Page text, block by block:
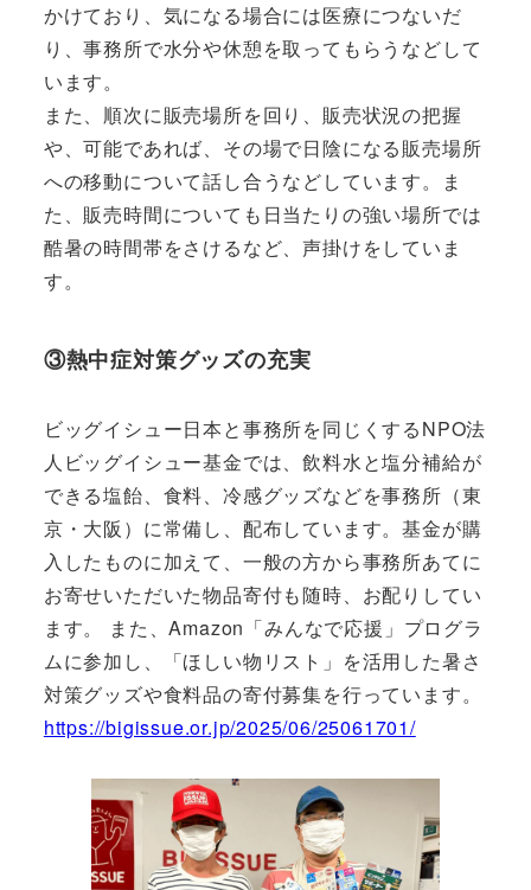
かけており、気になる場合には医療につないだ
り、事務所で水分や休憩を取ってもらうなどして
います。
また、順次に販売場所を回り、販売状況の把握
や、可能であれば、その場で日陰になる販売場所
への移動について話し合うなどしています。ま
た、販売時間についても日当たりの強い場所では
酷暑の時間帯をさけるなど、声掛けをしていま
す。
③熱中症対策グッズの充実
ビッグイシュー日本と事務所を同じくするNPO法
人ビッグイシュー基金では、飲料水と塩分補給が
できる塩飴、食料、冷感グッズなどを事務所（東
京・大阪）に常備し、配布しています。基金が購
入したものに加えて、一般の方から事務所あてに
お寄せいただいた物品寄付も随時、お配りしてい
ます。 また、Amazon「みんなで応援」プログラ
ムに参加し、「ほしい物リスト」を活用した暑さ
対策グッズや食料品の寄付募集を行っています。
https://bigissue.or.jp/2025/06/25061701/